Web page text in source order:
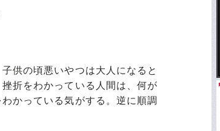
供の頃悪いやつは大人になると
折をわかっている人間は、何が
かっている気がする。逆に順調